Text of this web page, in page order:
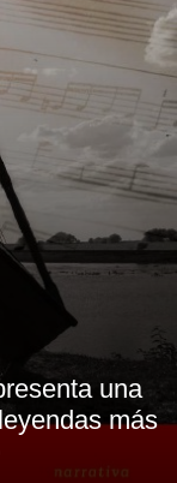
una
más